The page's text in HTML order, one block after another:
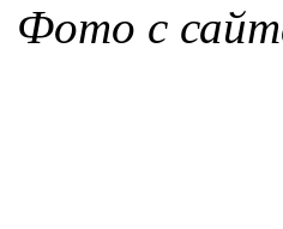
Фото с